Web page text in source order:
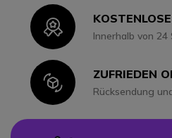
IconInnerhalb von 24
IconZUFRIEDEN
Rücksendung